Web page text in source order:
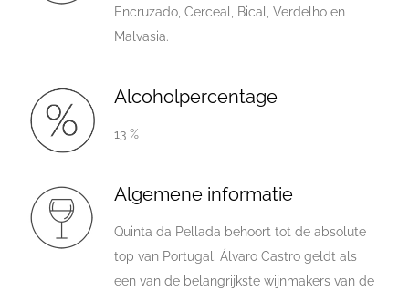
Encruzado, Cerceal, Bical, Verdelho en
Malvasia.
Alcoholpercentage
13 %
Algemene informatie
Quinta da Pellada behoort tot de absolute
top van Portugal. Álvaro Castro geldt als
een van de belangrijkste wijnmakers van de